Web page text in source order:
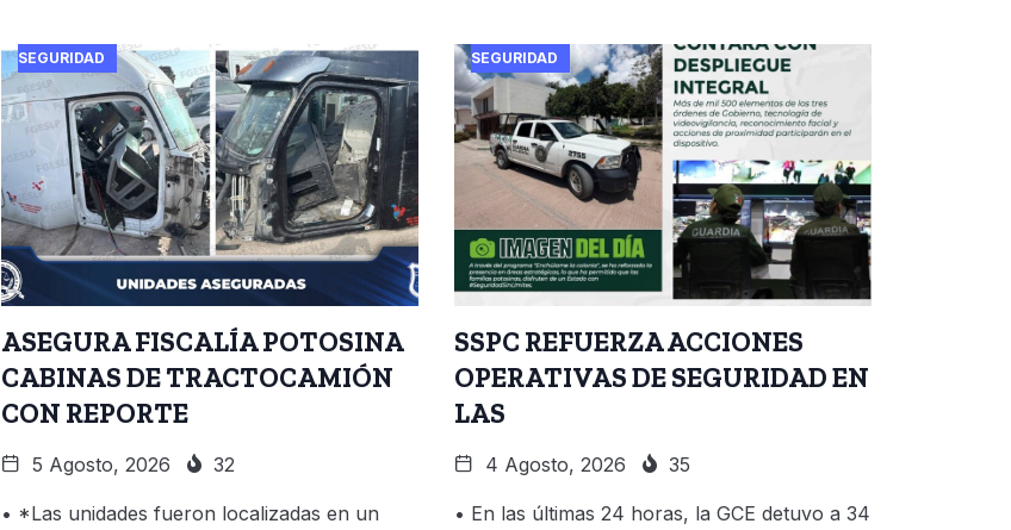
SEGURIDAD
ASEGURA FISCALÍA POTOSINA
CABINAS DE TRACTOCAMIÓN
CON REPORTE
5 Agosto, 2026 32
• *Las unidades fueron localizadas en un
SEGURIDAD
SSPC REFUERZA ACCIONES
OPERATIVAS DE SEGURIDAD EN
LAS
4 Agosto, 2026 35
• En las últimas 24 horas, la GCE detuvo a 34